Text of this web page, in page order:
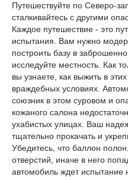
Путешествуйте по Северо-
сталкивайтесь с другими
Каждое путешествие - это
испытания. Вам нужно
построить базу в
исследуйте местность. Как
вы узнаете, как выжить в
враждебных условиях.
союзник в этом суровом и
кожаного салона
ухабистых улицах. Ваш
тщательно прокачать и
Убедитесь, что баллон
отверстий, иначе в него
автомобиль ждет испытание